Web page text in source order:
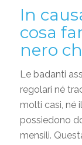
In
cosa
nero
Le badanti
regolari né
molti casi, né
possiedono
mensili.